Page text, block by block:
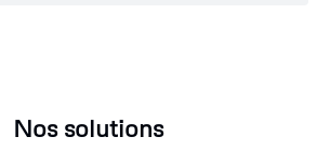
Nos solutions